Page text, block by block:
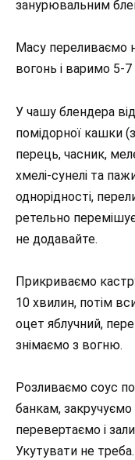
занурювальним
Масу переливаємо
вогонь і варимо 5-7
У чашу блендера
помідорної кашки
перець, часник,
хмелі-сунелі та
однорідності,
ретельно
не додавайте.
Прикриваємо
10 хвилин, потім
оцет яблучний,
знімаємо з вогню.
Розливаємо соус по
банкам,
перевертаємо і
Укутувати не треба.